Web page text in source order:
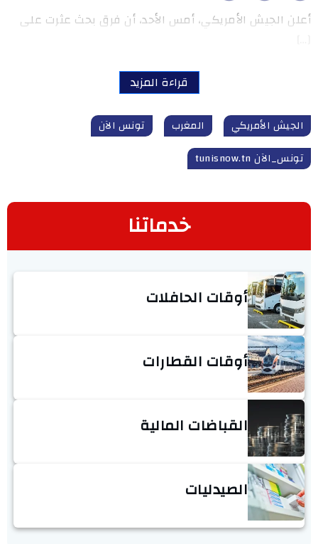
أعلن الجيش الأمريكي، أمس الأحد، أن فرق بحث عثرت على
قراءة المزيد
الجيش الأمريكي المغرب
تونس الآن
تونس_الآن tunisnow.tn
خدماتنا
أوقات الحافلات
أوقات القطارات
القباضات المالية
الصيدليات